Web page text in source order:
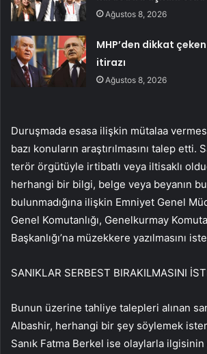
Ağustos 8, 2026
MHP’den dikkat
itirazı
Ağustos 8, 2026
Duruşmada esasa ilişkin mütalaa
bazı konuların araştırılmasını talep etti.
terör örgütüyle irtibatlı veya iltisaklı
herhangi bir bilgi, belge veya beyanın
bulunmadığına ilişkin Emniyet Genel
Genel Komutanlığı, Genelkurmay
Başkanlığı’na müzekkere yazılmasını
SANIKLAR SERBEST BIRAKILMASINI
Bunun üzerine tahliye talepleri alınan
Albashir, herhangi bir şey söylemek
Sanık Fatma Berkel ise olaylarla ilgisinin